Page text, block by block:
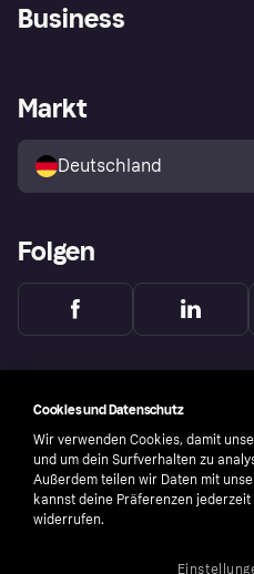
Klarna App
Shops entdecken
Käuferschutzrichtlinie
Business
Händlerportal
Markt
Deutschland
Folgen
Cookies und Datenschutz
Wir verwenden Cookies, damit
und um dein Surfverhalten zu
Außerdem teilen wir Daten mit
kannst deine Präferenzen
widerrufen.